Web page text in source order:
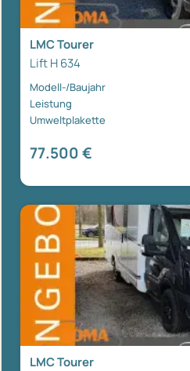
LMC Tourer
Lift H 634
Modell-/Baujahr
Leistung
Umweltplakette
77.500 €
LMC Tourer